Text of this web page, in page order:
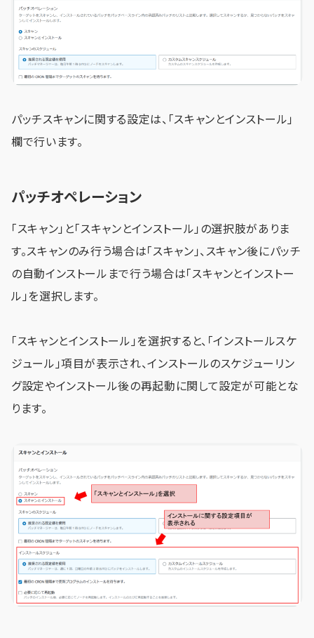
パッチスキャンに関する設定は、「スキャンとインストール」
欄で行います。
パッチオペレーション
「スキャン」と「スキャンとインストール」の選択肢がありま
す。スキャンのみ行う場合は「スキャン」、スキャン後にパッチ
の自動インストールまで行う場合は「スキャンとインストー
ル」を選択します。
「スキャンとインストール」を選択すると、「インストールスケ
ジュール」項目が表示され、インストールのスケジューリン
グ設定やインストール後の再起動に関して設定が可能とな
ります。